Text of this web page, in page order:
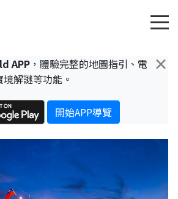
×
APP ，體驗完整的地圖指引、電
解謎等功能。
開始APP導覽